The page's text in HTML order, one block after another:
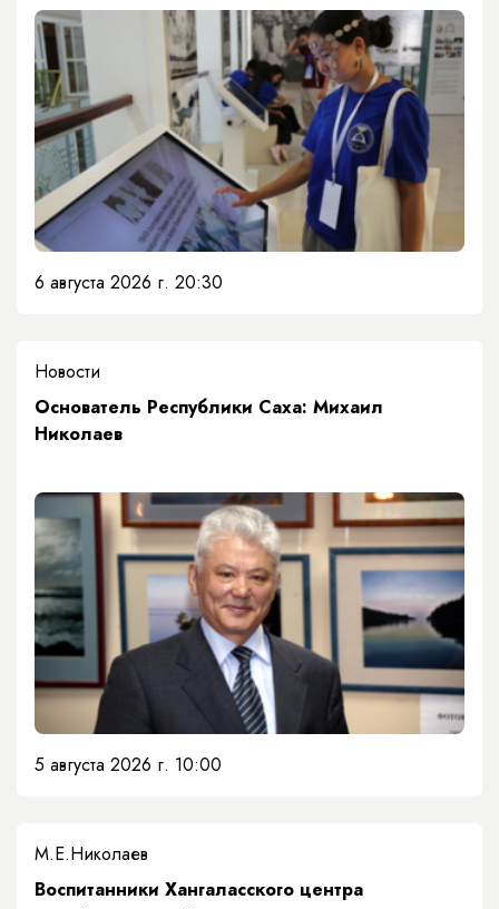
6 августа 2026 г. 20:30
Новости
Основатель Республики Саха: Михаил
Николаев
5 августа 2026 г. 10:00
М.Е.Николаев
​Воспитанники Хангаласского центра